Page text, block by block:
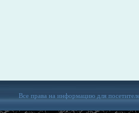
Все права на информацию для